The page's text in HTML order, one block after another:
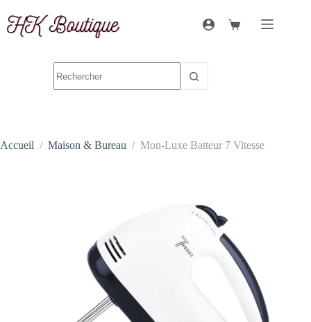
Accueil / Maison & Bureau / Mon-Luxe Batteur 7 Vitesse